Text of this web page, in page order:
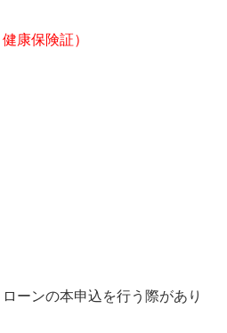
康保険証）
ーンの本申込を行う際があり